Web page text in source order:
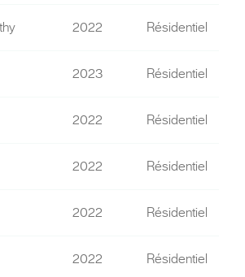
2022 Résidentiel
2023 Résidentiel
2022 Résidentiel
2022 Résidentiel
2022 Résidentiel
2022 Résidentiel